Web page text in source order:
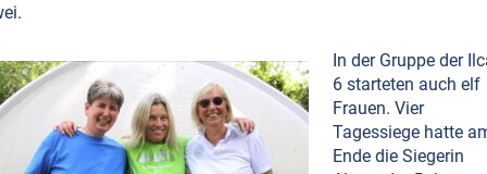
In der Gruppe der
6 starteten auch elf
Frauen. Vier
Tagessiege hatte
Ende die Siegerin